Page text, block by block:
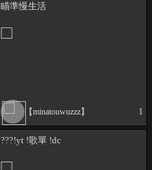
瞄準慢生活
【minatouwuzzz】 1
???!yt !歌單 !dc